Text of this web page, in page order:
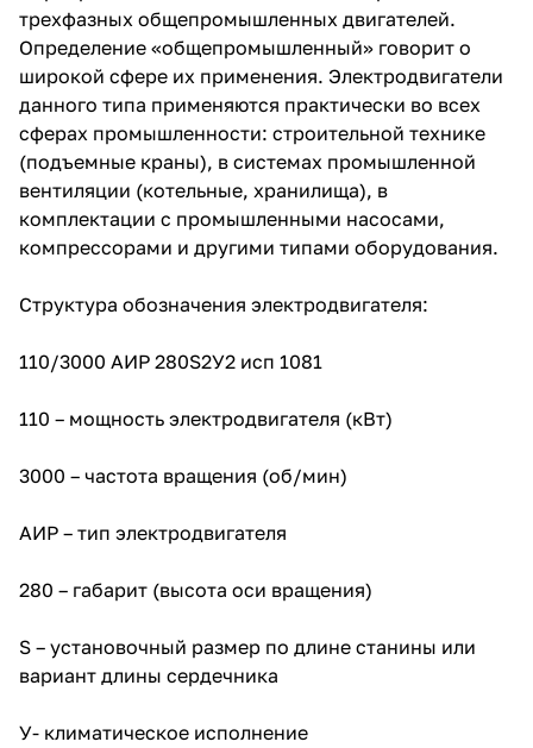
(котельные, хранилища), в
комплектации с
промышленными насосами,
компрессорами и другими
типами оборудования.
трехфазных общепромышленных двигателей.
Определение «общепромышленный» говорит о
широкой сфере их применения. Электродвигатели
данного типа применяются практически во всех
сферах промышленности: строительной технике
(подъемные краны), в системах промышленной
вентиляции (котельные, хранилища), в
комплектации с промышленными насосами,
компрессорами и другими типами оборудования.
Структура обозначения электродвигателя:
110/3000 АИР 280S2У2 исп 1081
110 – мощность электродвигателя (кВт)
3000 – частота вращения (об/мин)
АИР – тип электродвигателя
280 – габарит (высота оси вращения)
S – установочный размер по длине станины или
вариант длины сердечника
У- климатическое исполнение